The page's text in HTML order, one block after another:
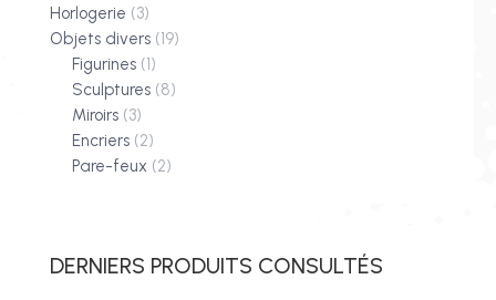
Horlogerie (3)
Objets divers (19)
Figurines (1)
Sculptures (8)
Miroirs (3)
Encriers (2)
Pare-feux (2)
DERNIERS PRODUITS CONSULTÉS